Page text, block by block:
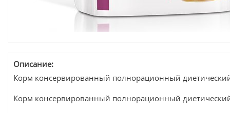
Описание:
Корм консервированный полнорационный
Корм консервированный полнорационный